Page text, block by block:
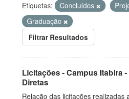
Etiquetas:
Concluídos
Graduação
Filtrar Resultados
Licitações - Campus Itabira
Diretas
Relação das licitações realizadas